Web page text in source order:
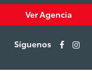
Ver Agencia
Síguenos